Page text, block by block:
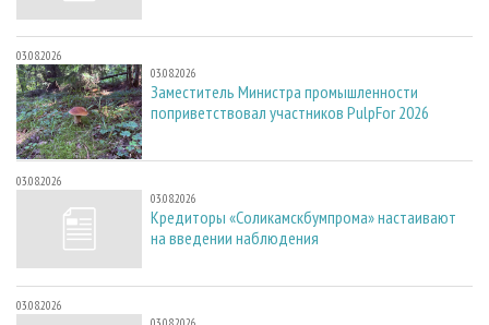
03.08.2026
03.08.2026
Заместитель Министра промышленности
поприветствовал участников PulpFor 2026
03.08.2026
03.08.2026
Кредиторы «Соликамскбумпрома» настаивают
на введении наблюдения
03.08.2026